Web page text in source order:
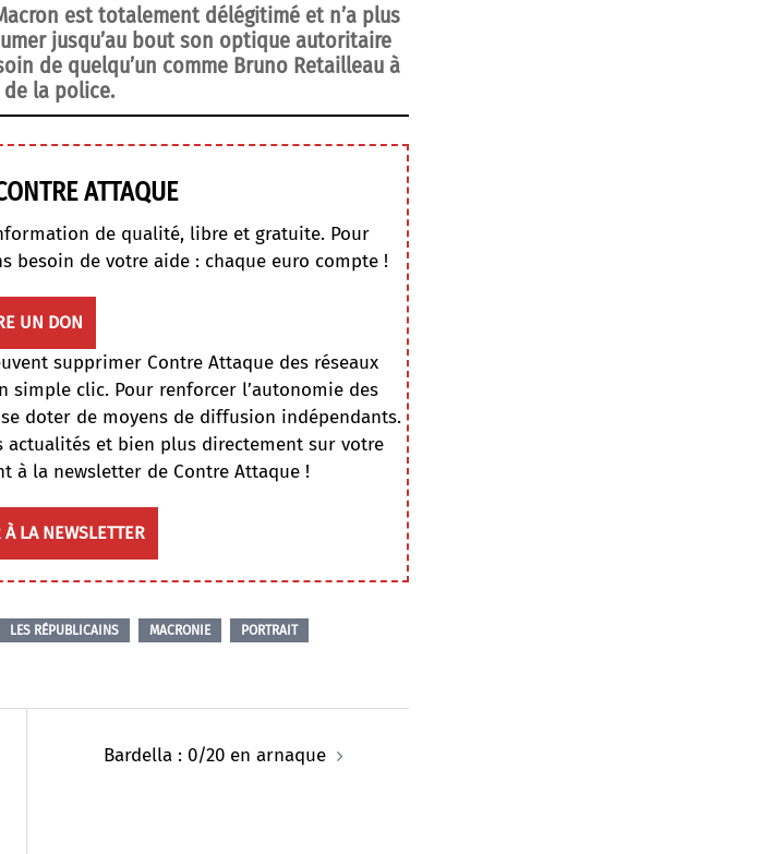
est totalement délégitimé et n’a plus
jusqu’au bout son optique autoritaire
de quelqu’un comme Bruno Retailleau à
la police.
ATTAQUE
de qualité, libre et gratuite. Pour
besoin de votre aide : chaque euro compte !
UN DON
supprimer Contre Attaque des réseaux
simple clic. Pour renforcer l’autonomie des
doter de moyens de diffusion indépendants.
actualités et bien plus directement sur votre
à la newsletter de Contre Attaque !
À LA NEWSLETTER
LES RÉPUBLICAINS MACRONIE PORTRAIT
Bardella : 0/20 en arnaque